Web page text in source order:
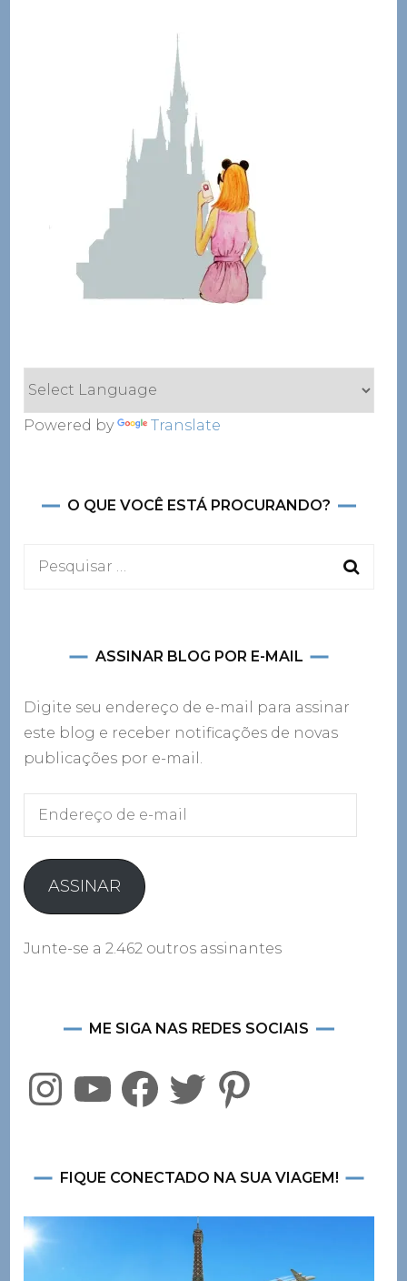
Powered by Translate
O QUE VOCÊ ESTÁ PROCURANDO?
Pesquisar
ASSINAR BLOG POR E-MAIL
Digite seu endereço de e-mail para assinar
este blog e receber notificações de novas
publicações por e-mail.
Endereço
mailASSINAR
Junte-se a 2.462 outros assinantes
ME SIGA NAS REDES SOCIAIS
InstagramYouTubeFacebookTwitter Pinterest
FIQUE CONECTADO NA SUA VIAGEM!